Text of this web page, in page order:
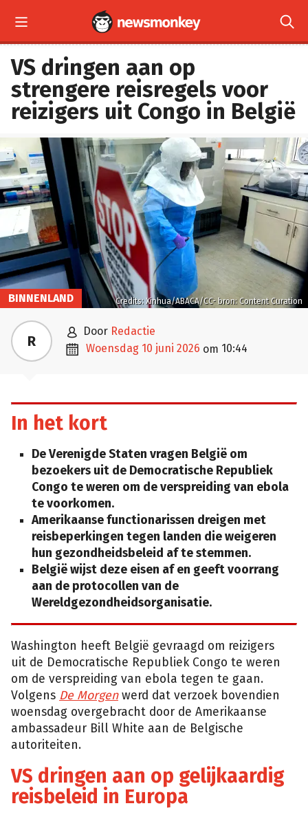
 
VS dringen aan op
strengere reisregels voor
reizigers uit Congo in België
Credits: Xinhua/ABACA/CC- bron: Content Curation
BINNENLAND
R  door Redactie
 woensdag 10 juni 2026 om 10:44
In het kort
De Verenigde Staten vragen België om
bezoekers uit de Democratische Republiek
Congo te weren om de verspreiding van ebola
te voorkomen.
Amerikaanse functionarissen dreigen met
reisbeperkingen tegen landen die weigeren
hun gezondheidsbeleid af te stemmen.
België wijst deze eisen af en geeft voorrang
aan de protocollen van de
Wereldgezondheidsorganisatie.
Washington heeft België gevraagd om reizigers
uit de Democratische Republiek Congo te weren
om de verspreiding van ebola tegen te gaan.
Volgens De Morgenwerd dat verzoek bovendien
woensdag overgebracht door de Amerikaanse
ambassadeur Bill White aan de Belgische
autoriteiten.
VS dringen aan op gelijkaardig
reisbeleid in Europa